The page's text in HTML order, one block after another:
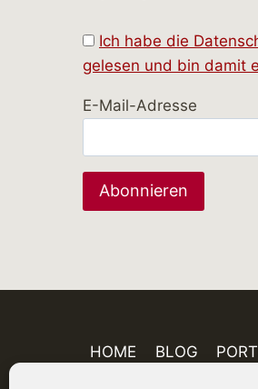
Ich habe die
gelesen und bin damit
E-Mail-Adresse
HOME BLOG